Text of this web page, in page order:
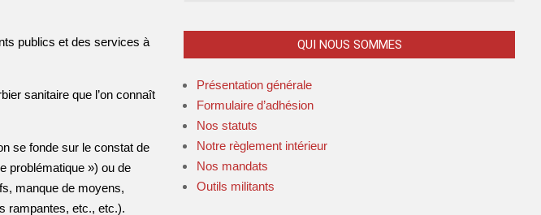
publics et des services à
sanitaire que l’on connaît
se fonde sur le constat de
problématique ») ou de
manque de moyens,
rampantes, etc., etc.).
QUI NOUS SOMMES
Présentation générale
Formulaire d’adhésion
Nos statuts
Notre règlement intérieur
Nos mandats
Outils militants